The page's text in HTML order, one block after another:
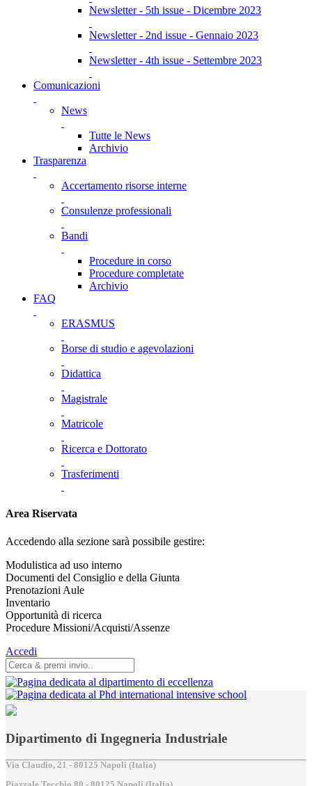
Newsletter - 5th issue - Dicembre 2023
Newsletter - 2nd issue - Gennaio 2023
Newsletter - 4th issue - Settembre 2023
Comunicazioni
News
Tutte le News
Archivio
Trasparenza
Accertamento risorse interne
Consulenze professionali
Bandi
Procedure in corso
Procedure completate
Archivio
FAQ
ERASMUS
Borse di studio e agevolazioni
Didattica
Magistrale
Matricole
Ricerca e Dottorato
Trasferimenti
Area Riservata
Accedendo alla sezione sarà possibile gestire:
Modulistica ad uso interno
Documenti del Consiglio e della Giunta
Prenotazioni Aule
Inventario
Opportunità di ricerca
Procedure Missioni/Acquisti/Assenze
Accedi
Dipartimento di Ingegneria Industriale
Via Claudio, 21 - 80125 Napoli (Italia)